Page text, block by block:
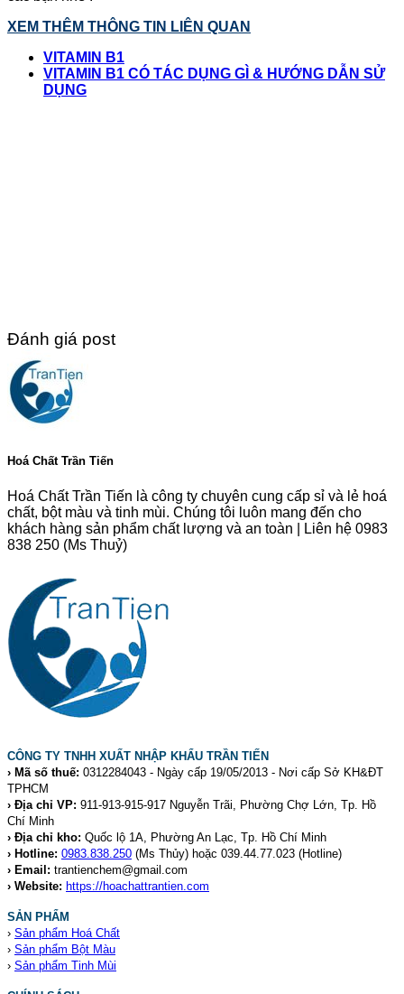
XEM THÊM THÔNG TIN LIÊN QUAN
VITAMIN B1
VITAMIN B1 CÓ TÁC DỤNG GÌ & HƯỚNG DẪN SỬ
DỤNG
Đánh giá post
Hoá Chất Trần Tiến
Hoá Chất Trần Tiến là công ty chuyên cung cấp sỉ và lẻ hoá
chất, bột màu và tinh mùi. Chúng tôi luôn mang đến cho
khách hàng sản phẩm chất lượng và an toàn | Liên hệ 0983
838 250 (Ms Thuỷ)
CÔNG TY TNHH XUẤT NHẬP KHẨU TRẦN TIẾN
› Mã số thuế: 0312284043 - Ngày cấp 19/05/2013 - Nơi cấp Sở KH&ĐT
TPHCM
› Địa chỉ VP: 911-913-915-917 Nguyễn Trãi, Phường Chợ Lớn, Tp. Hồ
Chí Minh
› Địa chỉ kho: Quốc lộ 1A, Phường An Lạc, Tp. Hồ Chí Minh
› Hotline: 0983.838.250 (Ms Thủy) hoặc 039.44.77.023 (Hotline)
› Email: trantienchem@gmail.com
› Website: https://hoachattrantien.com
SẢN PHẨM
› Sản phẩm Hoá Chất
› Sản phẩm Bột Màu
› Sản phẩm Tinh Mùi